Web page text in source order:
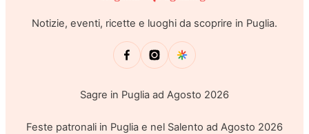
Notizie, eventi, ricette e luoghi da scoprire in Puglia.
Sagre in Puglia ad Agosto 2026
Feste patronali in Puglia e nel Salento ad Agosto 2026